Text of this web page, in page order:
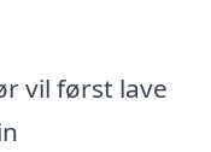
vil først lave